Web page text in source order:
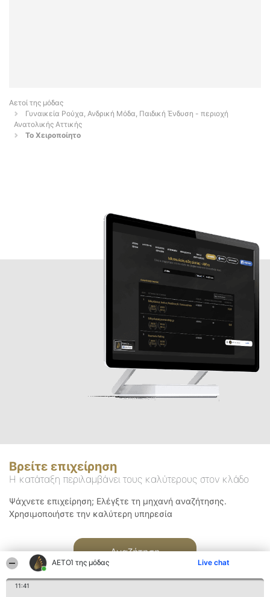
ΑΕΤΟΊ της μόδας Live chat
11:41
Αετοί της μόδας
Γυναικεία Ρούχα, Ανδρική Μόδα, Παιδική Ένδυση - περιοχή
Ανατολικής Αττικής
Το Χειροποίητο
Βρείτε επιχείρηση
Η κατάταξη περιλαμβάνει τους καλύτερους στον κλάδο
Ψάχνετε επιχείρηση; Ελέγξτε τη μηχανή αναζήτησης.
Χρησιμοποιήστε την καλύτερη υπηρεσία
Αναζήτηση